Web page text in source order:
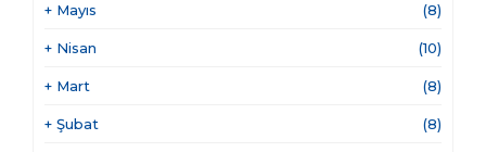
+ Mayıs (8)
+ Nisan (10)
+ Mart (8)
+ Şubat (8)